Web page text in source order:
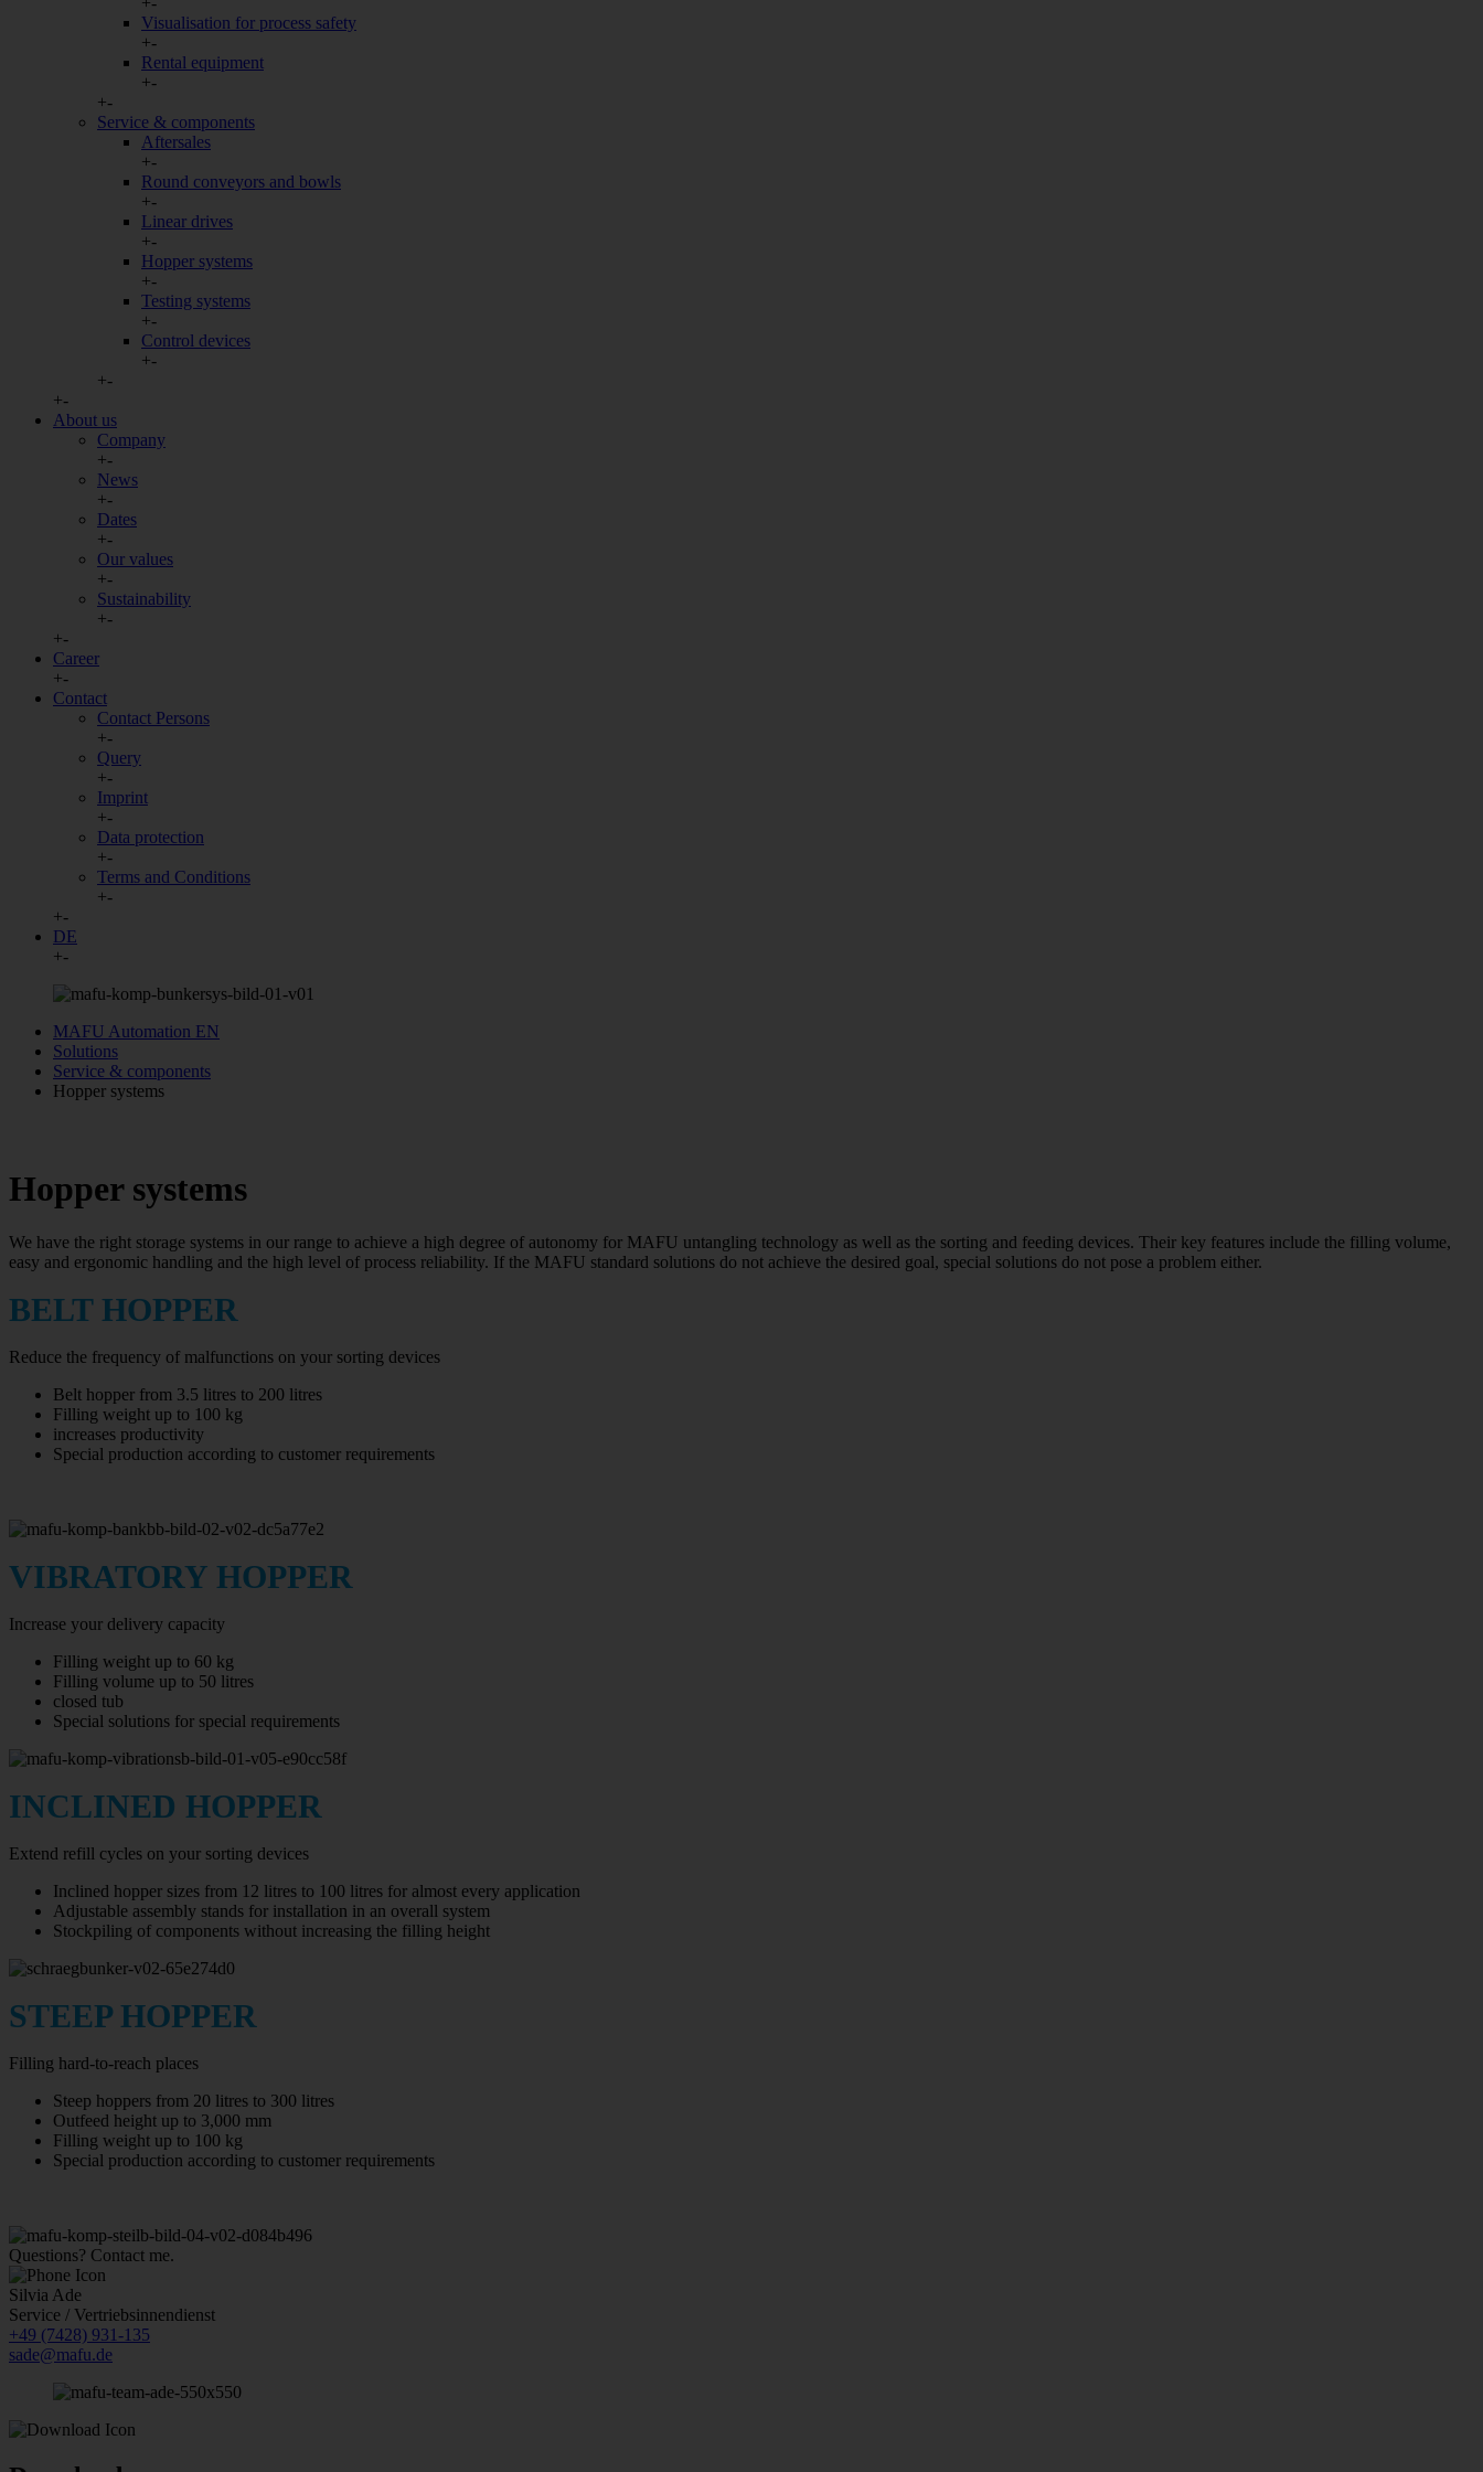
Visualisation for process safety
+-
Rental equipment
+-
+-
Service & components
Aftersales
+-
Round conveyors and bowls
+-
Linear drives
+-
Hopper systems
+-
Testing systems
+-
Control devices
+-
+-
+-
About us
Company
+-
News
+-
Dates
+-
Our values
+-
Sustainability
+-
+-
Career
+-
Contact
Contact Persons
+-
Query
+-
Imprint
+-
Data protection
+-
Terms and Conditions
+-
+-
DE
+-
MAFU Automation EN
Solutions
Service & components
Hopper systems
Hopper systems
We have the right storage systems in our range to achieve a high degree of autonomy for MAFU untangling technology as well as the sorting and feeding devices. Their key features include the filling volume,
easy and ergonomic handling and the high level of process reliability. If the MAFU standard solutions do not achieve the desired goal, special solutions do not pose a problem either.
BELT HOPPER
Reduce the frequency of malfunctions on your sorting devices
Belt hopper from 3.5 litres to 200 litres
Filling weight up to 100 kg
increases productivity
Special production according to customer requirements
VIBRATORY HOPPER
Increase your delivery capacity
Filling weight up to 60 kg
Filling volume up to 50 litres
closed tub
Special solutions for special requirements
INCLINED HOPPER
Extend refill cycles on your sorting devices
Inclined hopper sizes from 12 litres to 100 litres for almost every application
Adjustable assembly stands for installation in an overall system
Stockpiling of components without increasing the filling height
STEEP HOPPER
Filling hard-to-reach places
Steep hoppers from 20 litres to 300 litres
Outfeed height up to 3,000 mm
Filling weight up to 100 kg
Special production according to customer requirements
Questions? Contact me.
Silvia Ade
Service / Vertriebsinnendienst
+49 (7428) 931-135
sade@mafu.de